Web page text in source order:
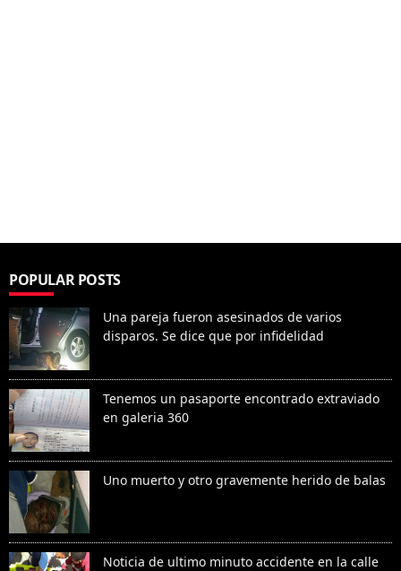
POPULAR POSTS
Una pareja fueron asesinados de varios
disparos. Se dice que por infidelidad
Tenemos un pasaporte encontrado extraviado
en galeria 360
Uno muerto y otro gravemente herido de balas
Noticia de ultimo minuto accidente en la calle